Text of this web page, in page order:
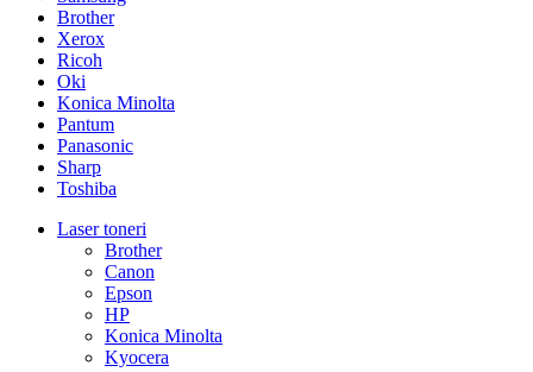
Brother
Xerox
Ricoh
Oki
Konica Minolta
Pantum
Panasonic
Sharp
Toshiba
Laser toneri
Brother
Canon
Epson
HP
Konica Minolta
Kyocera